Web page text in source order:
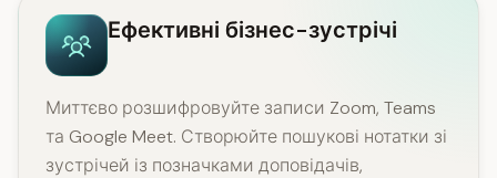
Ефективні бізнес-зустрічі
Миттєво розшифровуйте записи Zoom, Teams
та Google Meet. Створюйте пошукові нотатки зі
зустрічей із позначками доповідачів,